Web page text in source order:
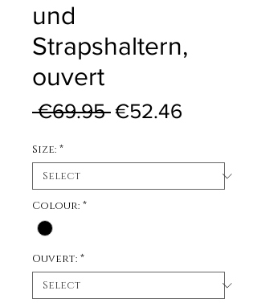
und
Strapshaltern,
ouvert
€69.95 Regular Price
€52.46
Size: *
Colour: *
Ouvert: *